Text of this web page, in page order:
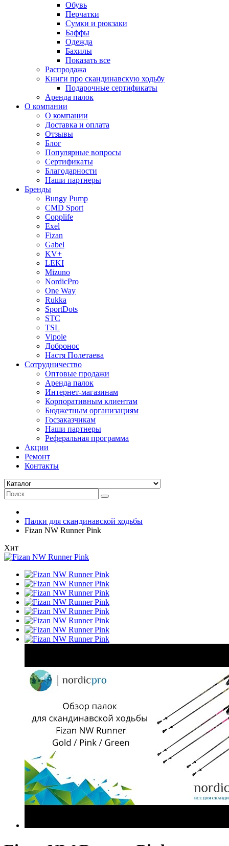
Обувь
Перчатки
Сумки и рюкзаки
Баффы
Одежда
Бахилы
Показать все
Распродажа
Книги про скандинавскую ходьбу
Подарочные сертификаты
Аренда палок
О компании
О компании
Доставка и оплата
Отзывы
Блог
Популярные вопросы
Сертификаты
Благодарности
Наши партнеры
Бренды
Bungy Pump
CMD Sport
Copplife
Exel
Fizan
Gabel
KV+
LEKI
Mizuno
NordicPro
One Way
Rukka
SportDots
STC
TSL
Vipole
Добронос
Настя Полетаева
Сотрудничество
Оптовые продажи
Аренда палок
Интернет-магазинам
Корпоративным клиентам
Бюджетным организациям
Госзаказчикам
Наши партнеры
Реферальная программа
Акции
Ремонт
Контакты
Палки для скандинавской ходьбы
Fizan NW Runner Pink
Хит